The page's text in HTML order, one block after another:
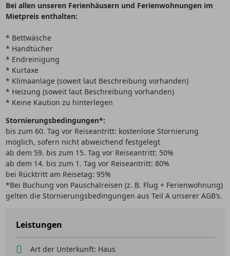
Bei allen unseren Ferienhäusern und Ferienwohnungen im
Mietpreis enthalten:
* Bettwäsche
* Handtücher
* Endreinigung
* Kurtaxe
* Klimaanlage (soweit laut Beschreibung vorhanden)
* Heizung (soweit laut Beschreibung vorhanden)
* Keine Kaution zu hinterlegen
Stornierungsbedingungen*:
bis zum 60. Tag vor Reiseantritt: kostenlose Stornierung
möglich, sofern nicht abweichend festgelegt
ab dem 59. bis zum 15. Tag vor Reiseantritt: 50%
ab dem 14. bis zum 1. Tag vor Reiseantritt: 80%
bei Rücktritt am Reisetag: 95%
*Bei Buchung von Pauschalreisen (z. B. Flug + Ferienwohnung)
gelten die Stornierungsbedingungen aus Teil A unserer AGB’s.
Leistungen
Art der Unterkunft: Haus